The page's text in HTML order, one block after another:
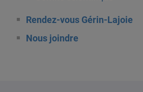
Rendez-vous Gérin-Lajoie
Nous joindre